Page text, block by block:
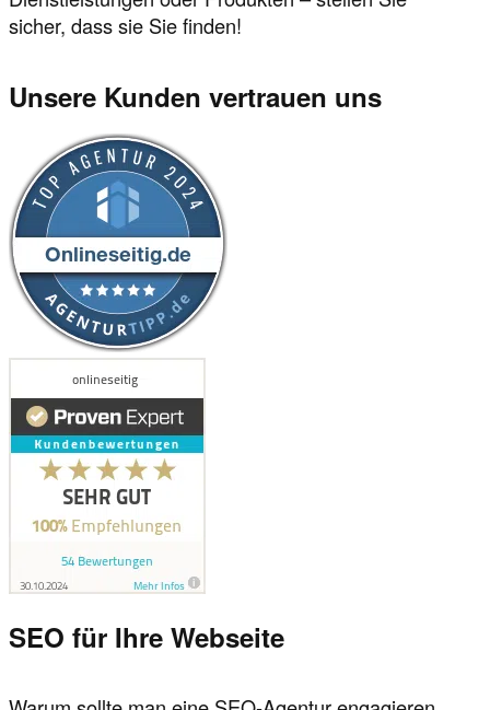
sicher, dass sie Sie finden!
Unsere Kunden vertrauen uns
SEO für Ihre Webseite